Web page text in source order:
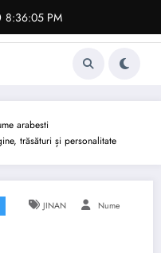
8:36:06 PM
arabesti
trăsături și personalitate
JINAN Nume